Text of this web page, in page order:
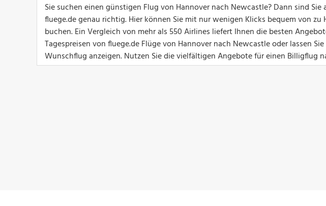
Sie suchen einen günstigen Flug von Hannover nach Newcastle? Dann sind
fluege.de genau richtig. Hier können Sie mit nur wenigen Klicks bequem von zu
buchen. Ein Vergleich von mehr als 550 Airlines liefert Ihnen die besten
Tagespreisen von fluege.de Flüge von Hannover nach Newcastle oder lassen
Wunschflug anzeigen. Nutzen Sie die vielfältigen Angebote für einen Billigflug